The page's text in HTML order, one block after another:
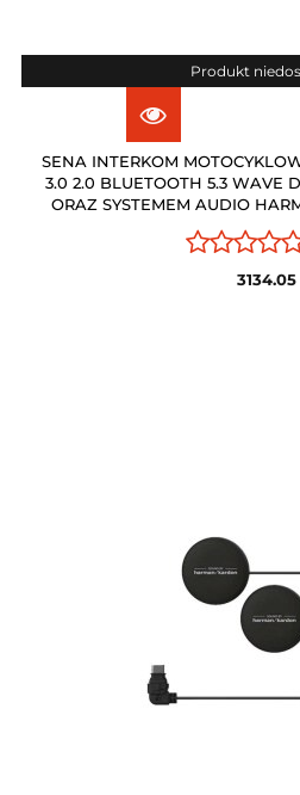
Produkt
SENA INTERKOM
3.0 2.0 BLUETOOTH 5.3 WAVE
ORAZ SYSTEMEM AUDIO
3134.05